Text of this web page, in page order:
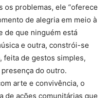
os problemas, ele “oferece
de alegria em meio à
de que ninguém está
e outra, constrói-se
feita de gestos simples,
do outro.
arte e convivência, o
de ações comunitárias que